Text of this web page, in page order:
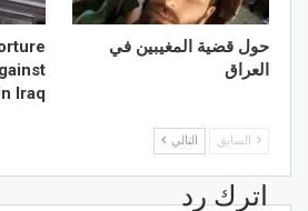
حول قضية المغيبين في
العراق
Iraq
السابق التالي
اترك رد